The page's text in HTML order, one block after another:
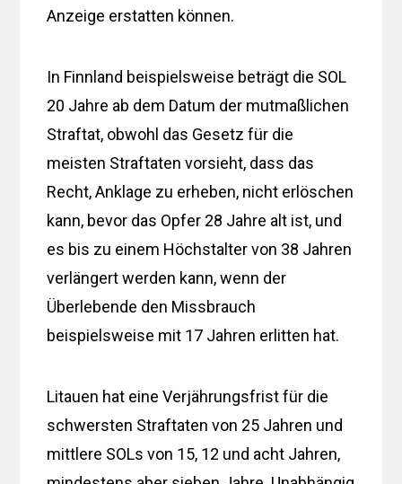
Anzeige erstatten können.
In Finnland beispielsweise beträgt die SOL
20 Jahre ab dem Datum der mutmaßlichen
Straftat, obwohl das Gesetz für die
meisten Straftaten vorsieht, dass das
Recht, Anklage zu erheben, nicht erlöschen
kann, bevor das Opfer 28 Jahre alt ist, und
es bis zu einem Höchstalter von 38 Jahren
verlängert werden kann, wenn der
Überlebende den Missbrauch
beispielsweise mit 17 Jahren erlitten hat.
Litauen hat eine Verjährungsfrist für die
schwersten Straftaten von 25 Jahren und
mittlere SOLs von 15, 12 und acht Jahren,